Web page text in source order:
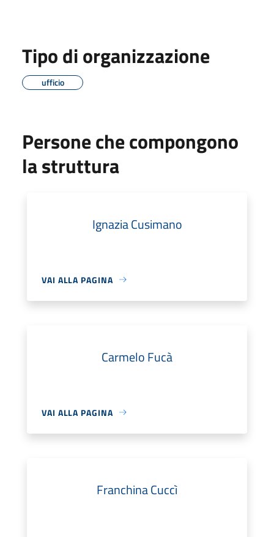
Tipo di organizzazione
ufficio
Persone che compongono
la struttura
Ignazia Cusimano
VAI ALLA PAGINA
Carmelo Fucà
VAI ALLA PAGINA
Franchina Cuccì